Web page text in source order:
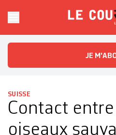
Le
JE
SUISSE
Contact
oiseaux